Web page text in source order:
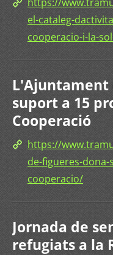
el-cataleg-
cooperacio-i-la-
L'Ajuntament
suport a 15
Cooperació
https://
de-figueres-
cooperacio/
Jornada de
refugiats a la